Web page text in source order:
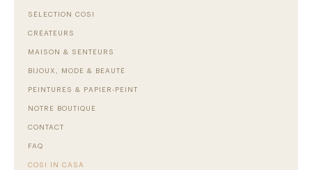
SÉLECTION COSI
CRÉATEURS
MAISON & SENTEURS
BIJOUX, MODE & BEAUTÉ
PEINTURES & PAPIER-PEINT
NOTRE BOUTIQUE
CONTACT
FAQ
COSI IN CASA